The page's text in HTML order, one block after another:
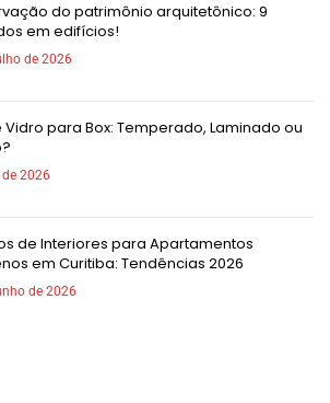
do patrimônio arquitetônico: 9
em edifícios!
de 2026
Vidro para Box: Temperado, Laminado ou
2026
de Interiores para Apartamentos
em Curitiba: Tendências 2026
de 2026